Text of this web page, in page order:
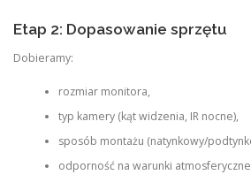
Etap 2: Dopasowanie sprzętu
Dobieramy:
rozmiar monitora,
typ kamery (kąt widzenia, IR nocne),
sposób montażu (natynkowy/
odporność na warunki